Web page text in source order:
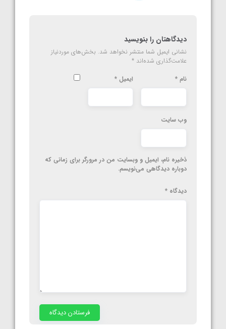
دیدگاهتان را بنویسید
نشانی ایمیل شما منتشر نخواهد شد. بخش‌های موردنیاز
علامت‌گذاری شده‌اند *
نام * ایمیل *
وب‌ سایت
ذخیره نام، ایمیل و وبسایت من در مرورگر برای زمانی که
دوباره دیدگاهی می‌نویسم.
دیدگاه *